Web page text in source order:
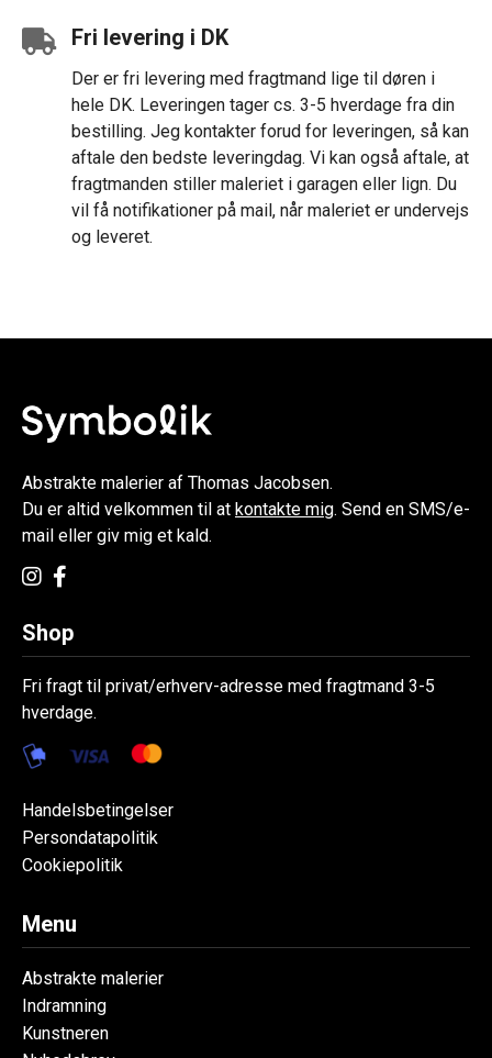
Fri levering i DK
Der er fri levering med fragtmand lige til døren i
hele DK. Leveringen tager cs. 3-5 hverdage fra din
bestilling. Jeg kontakter forud for leveringen, så kan
aftale den bedste leveringdag. Vi kan også aftale, at
fragtmanden stiller maleriet i garagen eller lign. Du
vil få notifikationer på mail, når maleriet er undervejs
og leveret.
Abstrakte malerier af Thomas Jacobsen.
Du er altid velkommen til at kontakte mig. Send en SMS/e-
mail eller giv mig et kald.
Shop
Fri fragt til privat/erhverv-adresse med fragtmand 3-5
hverdage.
Handelsbetingelser
Persondatapolitik
Cookiepolitik
Menu
Abstrakte malerier
Indramning
Kunstneren